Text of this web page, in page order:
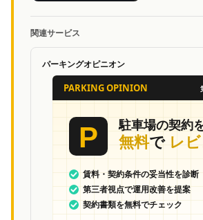
関連サービス
パーキングオピニオン